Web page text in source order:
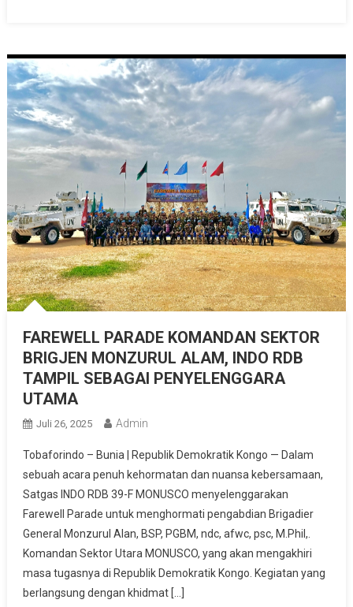
FAREWELL PARADE KOMANDAN SEKTOR
BRIGJEN MONZURUL ALAM, INDO RDB
TAMPIL SEBAGAI PENYELENGGARA
UTAMA
Juli 26, 2025 Admin
Tobaforindo – Bunia | Republik Demokratik Kongo — Dalam
sebuah acara penuh kehormatan dan nuansa kebersamaan,
Satgas INDO RDB 39-F MONUSCO menyelenggarakan
Farewell Parade untuk menghormati pengabdian Brigadier
General Monzurul Alan, BSP, PGBM, ndc, afwc, psc, M.Phil,.
Komandan Sektor Utara MONUSCO, yang akan mengakhiri
masa tugasnya di Republik Demokratik Kongo. Kegiatan yang
berlangsung dengan khidmat […]